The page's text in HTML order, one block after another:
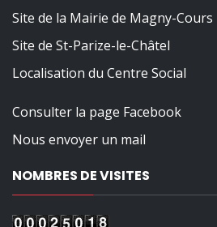
Site de la Mairie de Magny-Cours
Site de St-Parize-le-Châtel
Localisation du Centre Social
Consulter la page Facebook
Nous envoyer un mail
NOMBRES DE VISITES